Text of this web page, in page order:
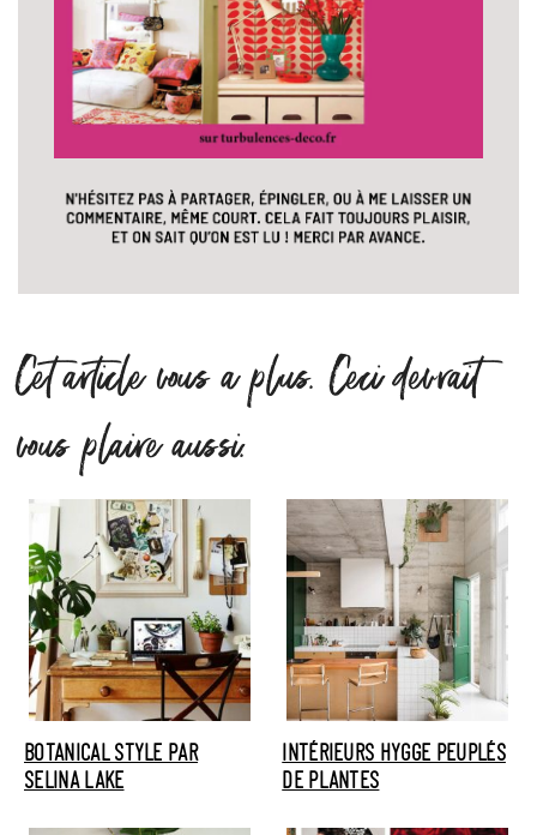
Cet article vous a plus. Ceci devrait
vous plaire aussi.
BOTANICAL STYLE PAR
SELINA LAKE
INTÉRIEURS HYGGE PEUPLÉS
DE PLANTES